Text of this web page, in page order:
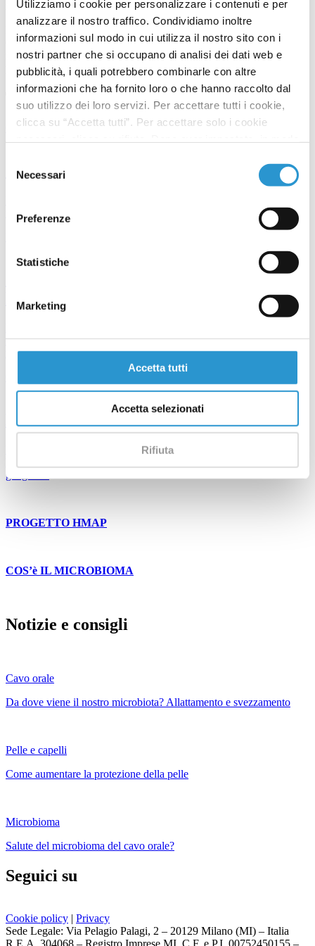
Utilizziamo i cookie per personalizzare i contenuti e per
analizzare il nostro traffico. Condividiamo inoltre
informazioni sul modo in cui utilizza il nostro sito con i
nostri partner che si occupano di analisi dei dati web e
pubblicità, i quali potrebbero combinarle con altre
informazioni che ha fornito loro o che hanno raccolto dal
suo utilizzo dei loro servizi. Per accettare tutti i cookie,
clicca su “Accetta tutti”. Per accettare solo i cookie
clicca su “accetta selezionati” per salvarle.
delNecessari
Preferenze
Statistiche
Marketing
Accetta tutti
Accetta selezionati
Rifiuta
noti in tutto il mondo.
Qualità, Ricerca e Integrità rendono Giuliani un’azienda
riconosciuta quale punto di riferimento per lo sviluppo di nuovi
prodotti.
Ti potrebbero interessare
Cos’è il microbioma
Cos’è il microbioma
funghi. L’insieme di questi...
Cos'è l'Human Microbiome Advanced
Project
multidisciplinare di ricerca, italiano, specializzato sullo studio del
microbioma...
Malattia parodontale
La causa della malattia parodontale o parodontite è la placca
gengiva...
PROGETTO HMAP
COS’è IL MICROBIOMA
Notizie e consigli
Cavo orale
Da dove viene il nostro microbiota? Allattamento e svezzamento
Pelle e capelli
Come aumentare la protezione della pelle
Microbioma
Salute del microbioma del cavo orale?
Seguici su
Cookie policy | Privacy
Sede Legale: Via Pelagio Palagi, 2 – 20129 Milano (MI) – Italia
R.E.A. 304068 – Registro Imprese MI, C.F. e P.I. 00752450155 –